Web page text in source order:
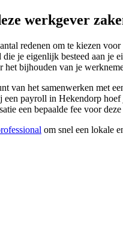
werkgever
redenen om te kiezen
die je eigenlijk besteed aan je
het bijhouden van je
van het samenwerken met
een payroll in Hekendorp
een bepaalde fee voor
om snel een lokale